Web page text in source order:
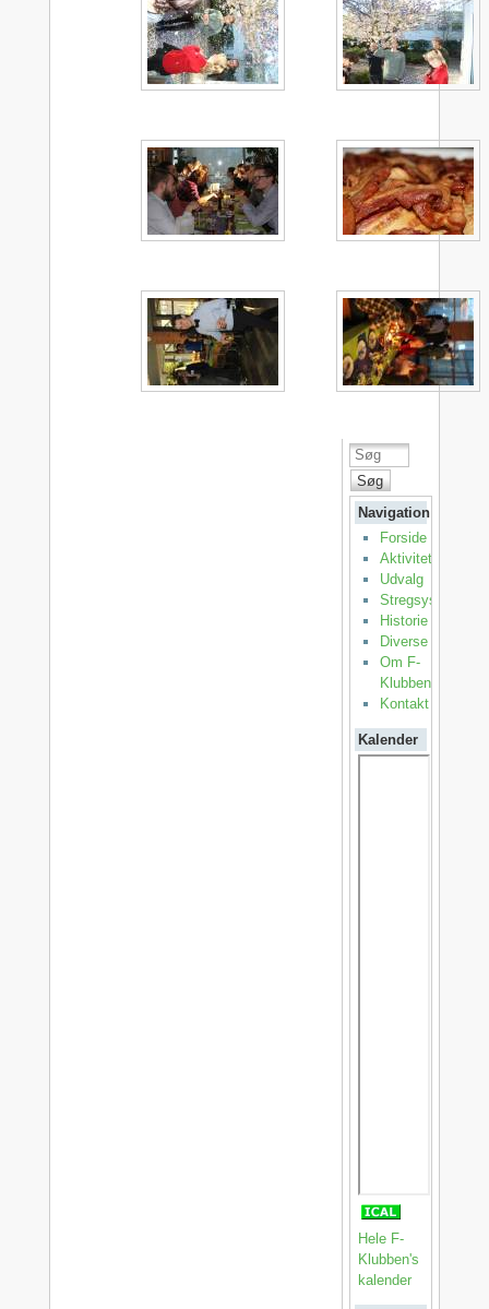
Søg
Navigation
Forside
Aktiviteter
Udvalg
Stregsystemet
Historie
Diverse
Om F-
Klubben
Kontakt
Kalender
Hele F-
Klubben's
kalender